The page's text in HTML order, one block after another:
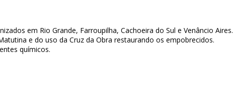
em Rio Grande, Farroupilha, Cachoeira do Sul e Venâncio Aires.
e do uso da Cruz da Obra restaurando os empobrecidos.
químicos.